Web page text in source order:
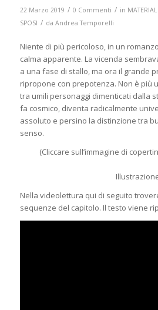
22 Marzo 2019 / 0 Commenti / in
SPOSI / da Andrea Temporelli
Niente di più pericoloso, in un
calma apparente. La vicenda
a una fase di stallo, ma ora il grande
ripropone con prepotenza. Non è più
tra umili personaggi dimenticati dalla
fa cosmico, diventa radicalmente
assoluto e persino la distinzione tra
senso.
(Cliccare sull’immagine di
Nella videolettura qui di seguito
sequenze del capitolo. Il testo viene